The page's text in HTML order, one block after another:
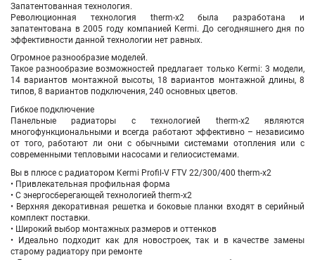
Запатентованная технология.
Революционная технология therm-x2 была разработана и
запатентована в 2005 году компанией Kermi. До сегодняшнего дня по
эффективности данной технологии нет равных.
Огромное разнообразие моделей.
Такое разнообразие возможностей предлагает только Kermi: 3 модели,
14 вариантов монтажной высоты, 18 вариантов монтажной длины, 8
типов, 8 вариантов подключения, 240 основных цветов.
Гибкое подключение
Панельные радиаторы с технологией therm-x2 являются
многофункциональными и всегда работают эффективно – независимо
от того, работают ли они с обычными системами отопления или с
современными тепловыми насосами и гелиосистемами.
Вы в плюсе с радиатором Kermi Profil-V FTV 22/300/400 therm-x2
• Привлекательная профильная форма
• С энергосберегающей технологией therm-x2
• Верхняя декоративная решетка и боковые планки входят в серийный
комплект поставки.
• Широкий выбор монтажных размеров и оттенков
• Идеально подходит как для новостроек, так и в качестве замены
старому радиатору при ремонте